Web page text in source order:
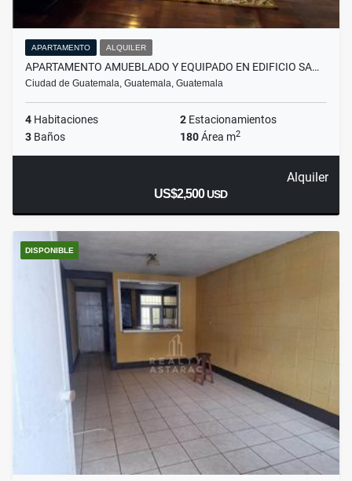
APARTAMENTO ALQUILER
APARTAMENTO AMUEBLADO Y EQUIPADO EN EDIFICIO SA…
Ciudad de Guatemala, Guatemala, Guatemala
4 Habitaciones 2 Estacionamientos
3 Baños 180Área m2
Alquiler
US$2,500USD
DISPONIBLE